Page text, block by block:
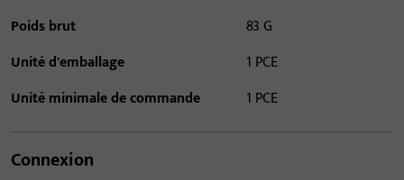
Poids brut
83 G
Unité d'emballage
1 PCE
Unité minimale de commande
1 PCE
Connexion